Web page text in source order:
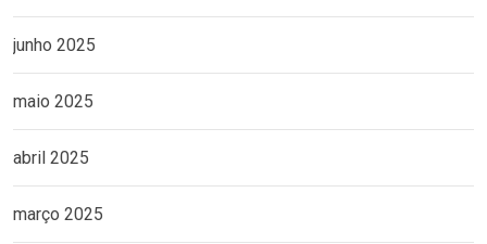
junho 2025
maio 2025
abril 2025
março 2025